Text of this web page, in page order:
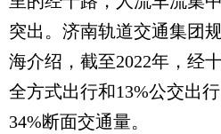
突出。济南轨道交通集团
海介绍，截至2022年，经
全方式出行和13%公交出
34%断面交通量。